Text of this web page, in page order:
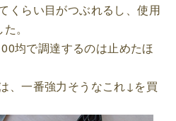
くらい目がつぶれるし、使用
。
均で調達するのは止めたほ
、一番強力そうなこれ↓を買